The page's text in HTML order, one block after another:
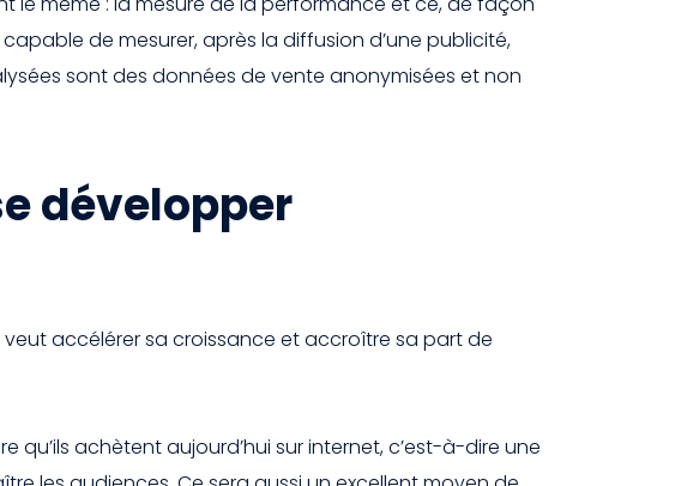
de mesurer, après la diffusion d’une publicité,
sont des données de vente anonymisées et non
développer
accélérer sa croissance et accroître sa part de
achètent aujourd’hui sur internet, c’est-à-dire une